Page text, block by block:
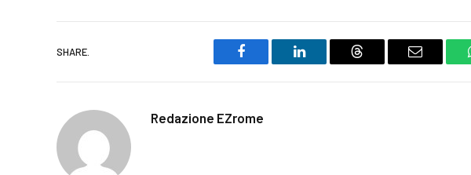
SHARE.
Facebook LinkedIn Threads Email
Redazione EZrome